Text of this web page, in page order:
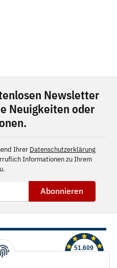
Newsletter
Neuigkeiten oder
Ihrer Datenschutzerklärung
Informationen zu Ihrem
Abonnieren